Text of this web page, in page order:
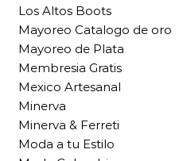
Los Altos Boots
Mayoreo Catalogo de oro
Mayoreo de Plata
Membresia Gratis
Mexico Artesanal
Minerva
Minerva & Ferreti
Moda a tu Estilo